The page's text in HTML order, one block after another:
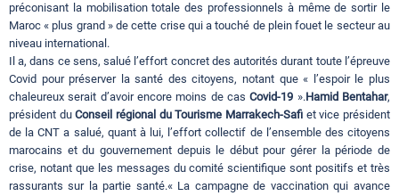
préconisant la mobilisation totale des professionnels à même de sortir le
Maroc « plus grand » de cette crise qui a touché de plein fouet le secteur au
niveau international.
Il a, dans ce sens, salué l’effort concret des autorités durant toute l’épreuve
Covid pour préserver la santé des citoyens, notant que « l’espoir le plus
chaleureux serait d’avoir encore moins de casCovid-19 ».Hamid Bentahar,
président duConseil régional du Tourisme Marrakech-Safi et vice président
de la CNT a salué, quant à lui, l’effort collectif de l’ensemble des citoyens
marocains et du gouvernement depuis le début pour gérer la période de
crise, notant que les messages du comité scientifique sont positifs et très
rassurants sur la partie santé.« La campagne de vaccination qui avance